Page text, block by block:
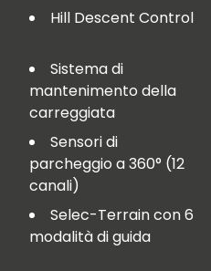
Hill Descent Control
Sistema di
mantenimento della
carreggiata
Sensori di
parcheggio a 360° (12
canali)
Selec-Terrain con 6
modalità di guida